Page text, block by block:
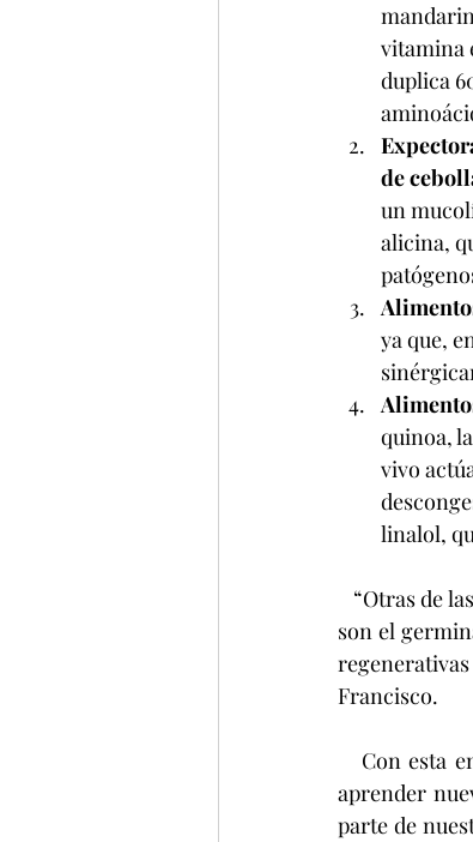
vitamina
duplica
de
un
alicina,
ya que,
quinoa,
vivo
linalol,
son el
Francisco.
aprender
parte de